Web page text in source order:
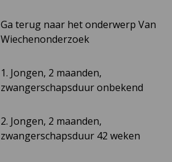
Ga terug naar het onderwerp Van
Wiechenonderzoek
1. Jongen, 2 maanden,
zwangerschapsduur onbekend
2. Jongen, 2 maanden,
zwangerschapsduur 42 weken